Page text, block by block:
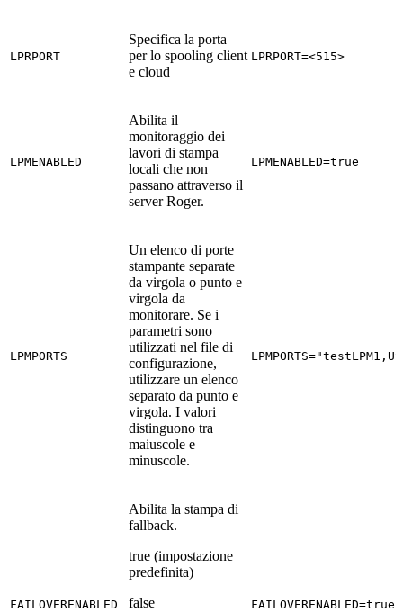
LPRPORT
Specifica la porta
per lo spooling client
e cloud
LPRPORT=<515>
LPMENABLED
Abilita il
monitoraggio dei
lavori di stampa
locali che non
passano attraverso il
server Roger.
LPMENABLED=true
LPMPORTS
Un elenco di porte
stampante separate
da virgola o punto e
virgola da
monitorare. Se i
parametri sono
utilizzati nel file di
configurazione,
utilizzare un elenco
separato da punto e
virgola. I valori
distinguono tra
maiuscole e
minuscole.
FAILOVERENABLED
Abilita la stampa di
fallback.
true (impostazione
predefinita)
false
FAILOVERENABLED=true